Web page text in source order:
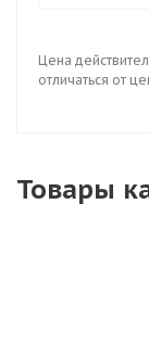
Цена
отличаться от
Товары